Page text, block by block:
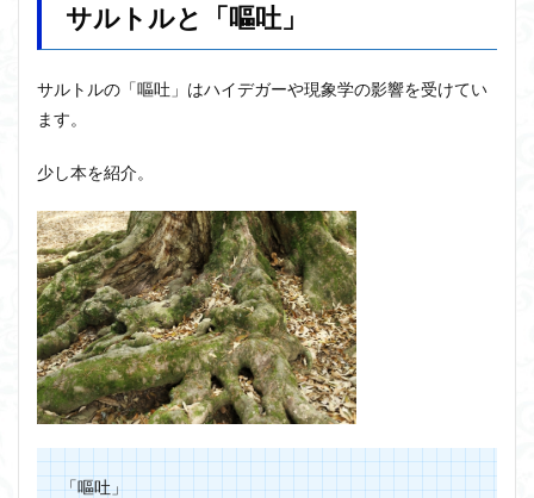
サルトルと「嘔吐」
サルトルの「嘔吐」はハイデガーや現象学の影響を受けてい
ます。
少し本を紹介。
「嘔吐」